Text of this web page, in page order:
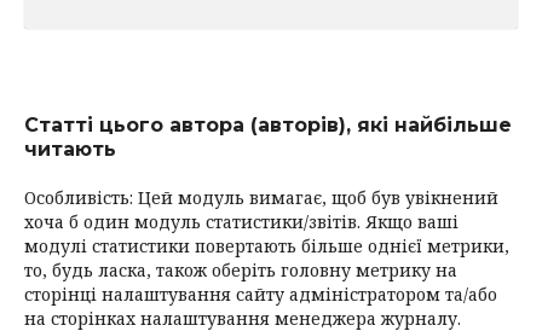
Статті цього автора (авторів), які найбільше
читають
Особливість: Цей модуль вимагає, щоб був увікнений
хоча б один модуль статистики/звітів. Якщо ваші
модулі статистики повертають більше однієї метрики,
то, будь ласка, також оберіть головну метрику на
сторінці налаштування сайту адміністратором та/або
на сторінках налаштування менеджера журналу.